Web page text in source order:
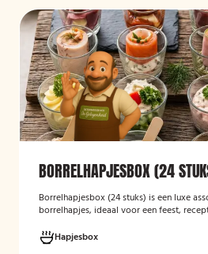
BORRELHAPJESBOX (24
Borrelhapjesbox (24 stuks) is een luxe
borrelhapjes, ideaal voor een feest,
zalmrolletjes, brie met notenmelange en
gepresenteerd en direct klaar om te
Hapjesbox